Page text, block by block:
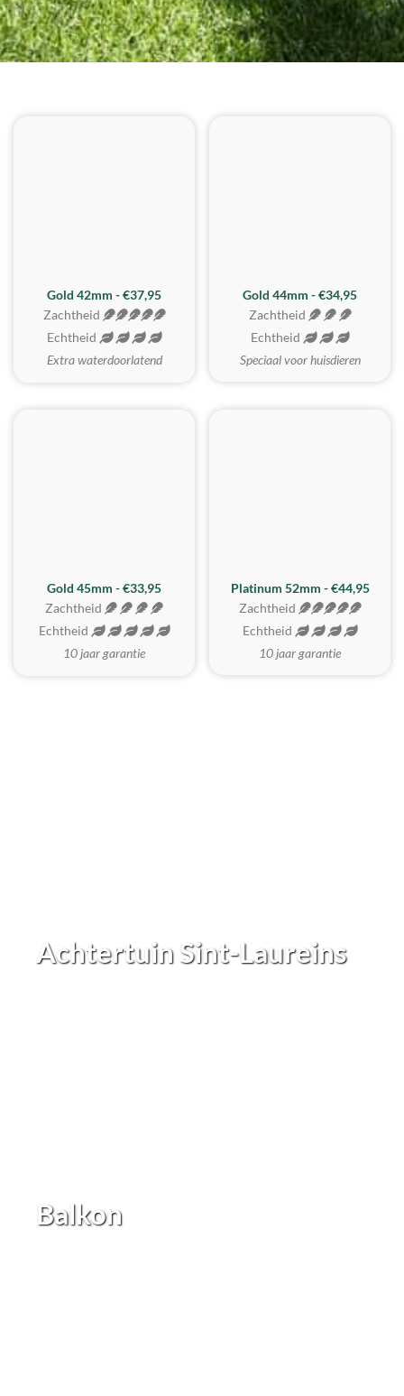
ZACHTSTE
Gold 42mm - €37,95
Zachtheid
Echtheid
Extra waterdoorlatend
Gold 44mm - €34,95
Zachtheid
Echtheid
Speciaal voor huisdieren
REALISTISCH
Gold 45mm - €33,95
Zachtheid
Echtheid
10 jaar garantie
ZACHTSTE
Platinum 52mm - €44,95
Zachtheid
Echtheid
10 jaar garantie
Achtertuin Sint-Laureins
Balkon